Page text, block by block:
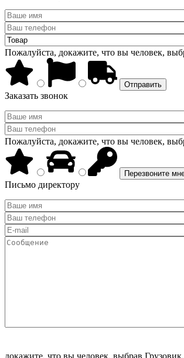
Пожалуйста, докажите, что вы человек,
Заказать звонок
Пожалуйста, докажите, что вы человек,
Письмо директору
докажите, что вы человек, выбрав Грузовик.